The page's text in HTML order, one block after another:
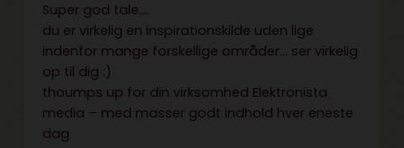
Super god tale….
du er virkelig en inspirationskilde uden lige
indenfor mange forskellige områder… ser virkelig
op til dig :)
thoumps up for din virksomhed Elektronista
media – med masser godt indhold hver eneste
dag